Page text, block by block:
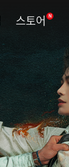
스토어 N